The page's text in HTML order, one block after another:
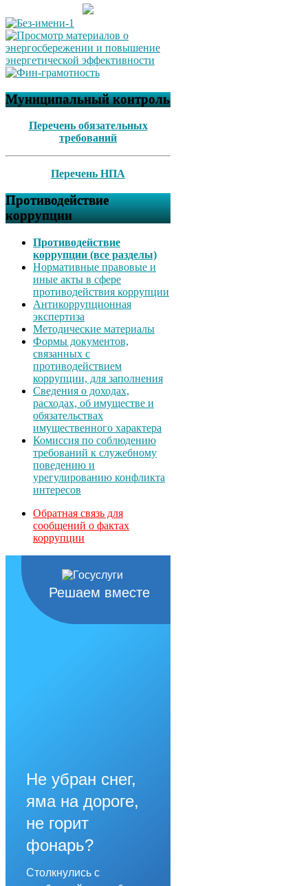
Муниципальный контроль
Перечень обязательных
требований
Перечень НПА
Противодействие
коррупции
Противодействие
коррупции (все разделы)
Нормативные правовые и
иные акты в сфере
противодействия коррупции
Антикоррупционная
экспертиза
Методические материалы
Формы документов,
связанных с
противодействием
коррупции, для заполнения
Сведения о доходах,
расходах, об имуществе и
обязательствах
имущественного характера
Комиссия по соблюдению
требований к служебному
поведению и
урегулированию конфликта
интересов
Обратная связь для
сообщений о фактах
коррупции
Решаем вместе
Не убран снег,
яма на дороге,
не горит
фонарь?
Столкнулись с